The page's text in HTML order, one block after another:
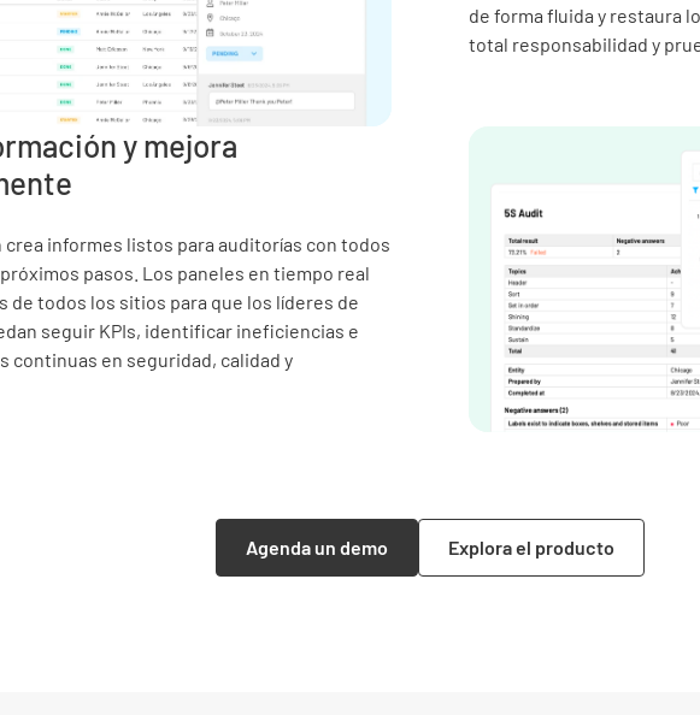
de forma fluida y restaura
total responsabilidad y
y mejora
crea informes listos para auditorías con todos
pasos. Los paneles en tiempo real
de todos los sitios para que los líderes de
seguir KPIs, identificar ineficiencias e
continuas en seguridad, calidad y
Agenda un demo Explora el producto